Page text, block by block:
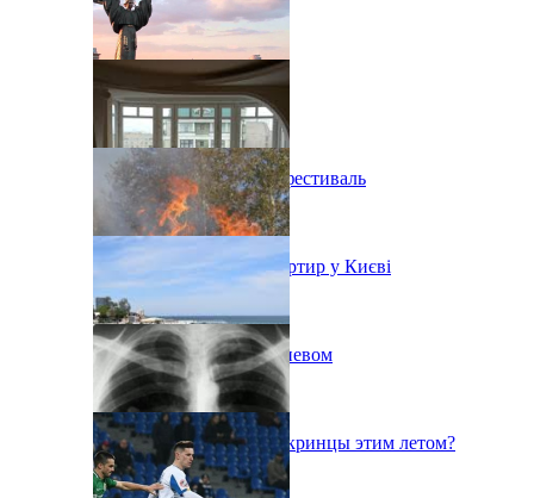
В Киеве состоится эко-фестиваль
Ситуація з орендою квартир у Києві
Пожар на свалке под Киевом
Куда поедут отдыхать укринцы этим летом?